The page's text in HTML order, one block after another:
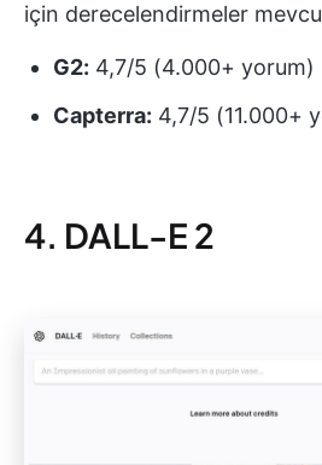
için derecelendirmeler
G2: 4,7/5 (4.000+ yorum)
Capterra: 4,7/5 (11.000+
4. DALL-E 2